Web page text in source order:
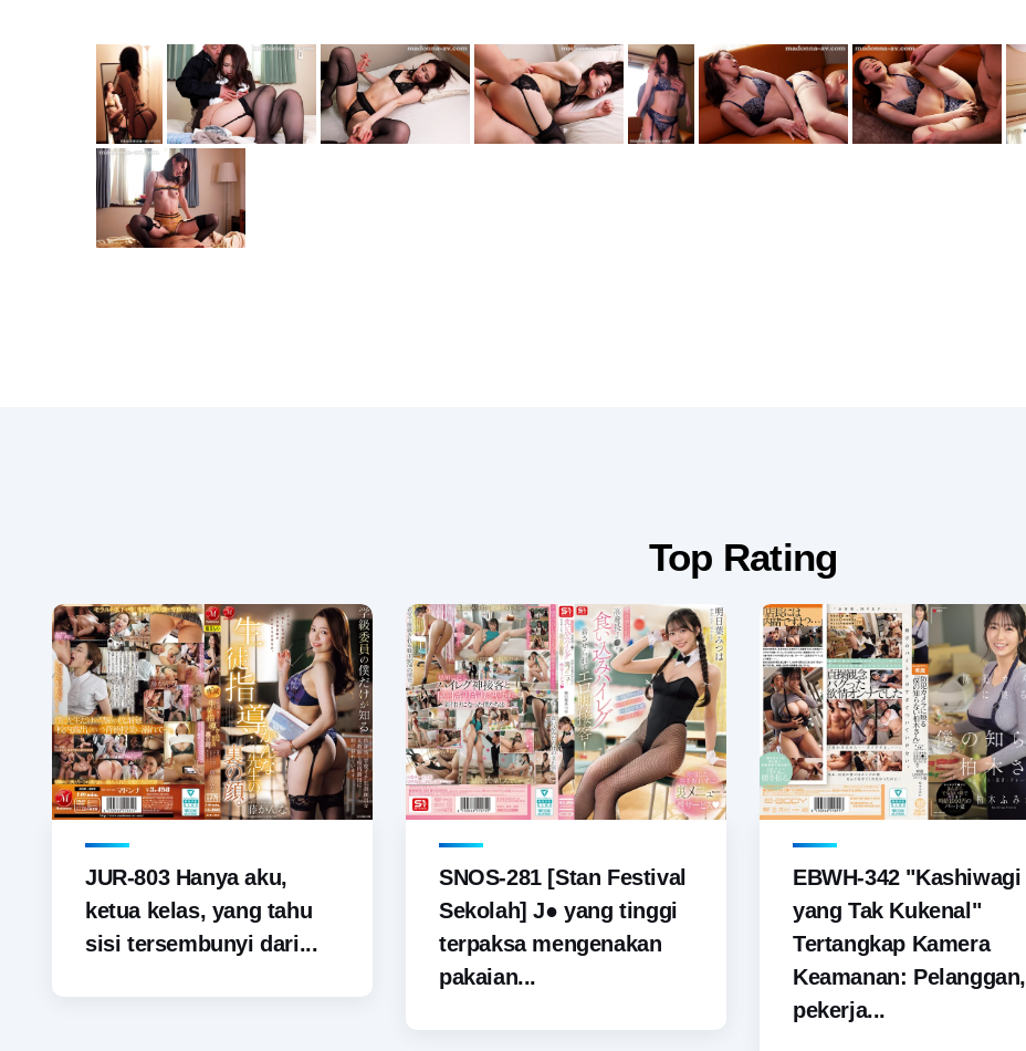
Top Rating
JUR-803 Hanya aku,
ketua kelas, yang tahu
sisi tersembunyi dari...
SNOS-281 [Stan Festival
Sekolah] J● yang tinggi
terpaksa mengenakan
pakaian...
EBWH-342 "Kashiwagi
yang Tak Kukenal"
Tertangkap Kamera
Keamanan: Pelanggan,
pekerja...